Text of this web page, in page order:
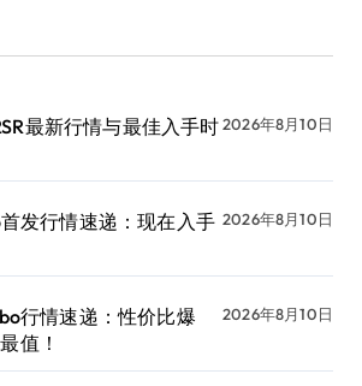
最新行情与最佳入手时2026年8月10日
发行情速递：现在入手 2026年8月10日
行情速递：性价比爆
值！
2026年8月10日